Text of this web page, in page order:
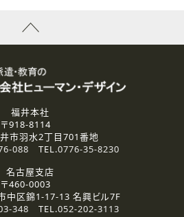
するご連絡のために利用いたしま
内容に回答するために利用いたし
・Ｅメールのいずれかの方法とい
は、法令等の規定に従う場合を除き、
託
の評価基準を満たした委託先に、個
ります。
福井本社
〒918-8114
市羽水2丁目701番地
088 TEL.0776-35-8230
名古屋支店
〒460-0003
中区錦1-17-13 名興ビル7F
348 TEL.052-202-3113